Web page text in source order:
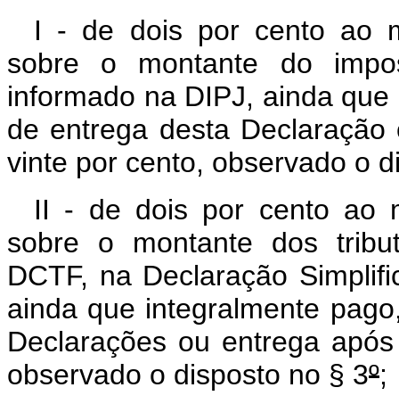
I - de dois por cento ao
sobre o montante do
informado na DIPJ, ainda
de entrega desta
vinte por cento, observado o
II - de dois por cento ao
sobre o montante dos
DCTF, na Declaração
ainda que integralmente
Declarações ou entrega
observado o disposto no § 3º;